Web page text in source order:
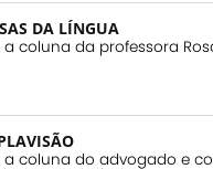
DA LÍNGUA
a coluna da professora
a coluna do advogado e